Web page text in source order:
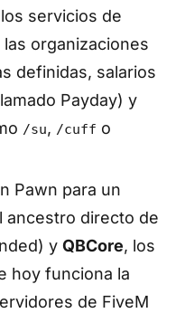
servicios de
organizaciones
definidas, salarios
Payday) y
/su, /cuff o
Pawn para un
ancestro directo de
y QBCore, los
hoy funciona la
de FiveM